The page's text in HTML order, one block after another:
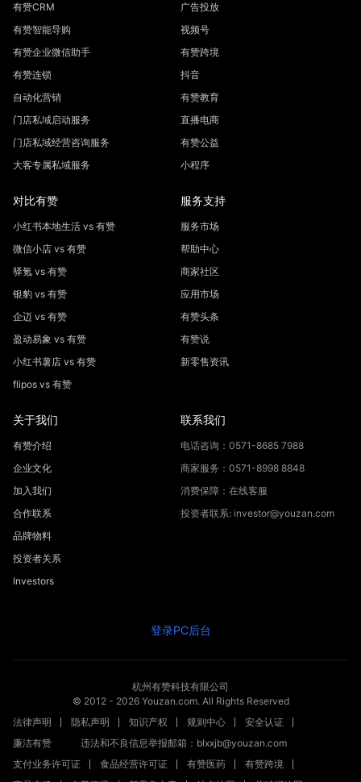
有赞CRM
有赞智能导购
有赞企业微信助手
有赞连锁
自动化营销
门店私域启动服务
门店私域经营咨询服务
大客专属私域服务
广告投放
视频号
有赞跨境
抖音
有赞教育
直播电商
有赞公益
小程序
对比有赞
小红书本地生活 vs 有赞
微信小店 vs 有赞
驿氪 vs 有赞
银豹 vs 有赞
企迈 vs 有赞
盈动易象 vs 有赞
小红书薯店 vs 有赞
flipos vs 有赞
服务支持
服务市场
帮助中心
商家社区
应用市场
有赞头条
有赞说
新零售资讯
关于我们
有赞介绍
企业文化
加入我们
合作联系
品牌物料
投资者关系
Investors
联系我们
电话咨询：0571-8685 7988
商家服务：0571-8998 8848
消费保障：在线客服
投资者联系: investor@youzan.com
登录PC后台
杭州有赞科技有限公司
© 2012 - 2026Youzan.com. All Rights Reserved
法律声明
隐私声明 知识产权 规则中心
安全认证
廉洁有赞
违法和不良信息举报邮箱：blxxjb@youzan.com
支付业务许可证
食品经营许可证 有赞医药
有赞跨境